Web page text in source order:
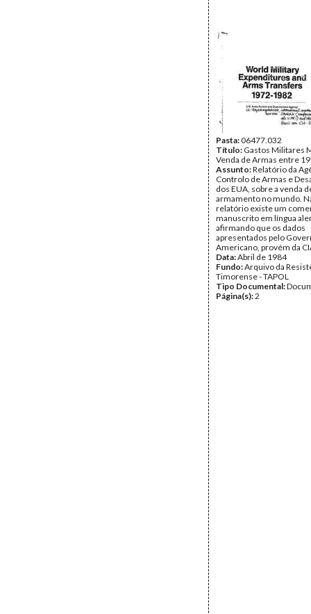
Pasta:06477.032
Título: Gastos Militares
Venda de Armas entre
Assunto:Relatório da
Controlo de Armas e
dos EUA, sobre a venda
armamento no mundo.
relatório existe um
manuscrito em língua
afirmando que os dados
apresentados pelo
Americano, provém da
Data:Abril de 1984
Fundo:Arquivo da
Timorense - TAPOL
Tipo Documental:
Página(s):2